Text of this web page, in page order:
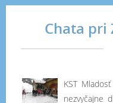
Chata pri
KST
nezvyčajne